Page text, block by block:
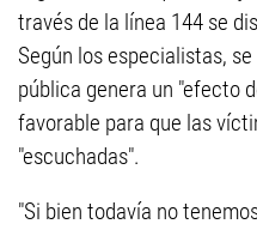
través de la línea 144 se
Según los especialistas,
pública genera un "efecto
favorable para que las
"escuchadas".
"Si bien todavía no